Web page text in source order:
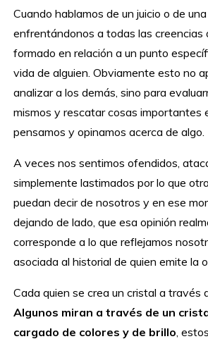
Cuando hablamos de un juicio o de
enfrentándonos a todas las creencias
formado en relación a un punto
vida de alguien. Obviamente esto no
analizar a los demás, sino para
mismos y rescatar cosas importantes
pensamos y opinamos acerca de algo.
A veces nos sentimos ofendidos,
simplemente lastimados por lo que
puedan decir de nosotros y en ese
dejando de lado, que esa opinión
corresponde a lo que reflejamos
asociada al historial de quien emite la
Cada quien se crea un cristal a través
Algunos miran a través de un
cargado de colores y de brillo ,